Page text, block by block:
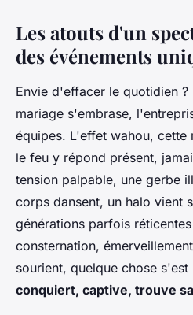
Les atouts d'un
des événements
Envie d'effacer le quotidien
mariage s'embrase,
équipes. L'effet wahou, cette
le feu y répond présent,
tension palpable, une gerbe
corps dansent, un halo vient
générations parfois
consternation,
sourient, quelque chose s'est
conquiert, captive, trouve